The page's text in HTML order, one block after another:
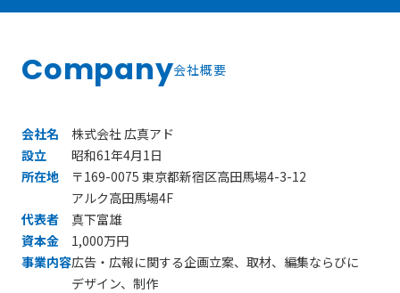
Company会社概要
会社名
株式会社 広真アド
設立
昭和61年4月1日
所在地
〒169-0075 東京都新宿区高田馬場4-3-12
アルク高田馬場4F
代表者
真下富雄
資本金
1,000万円
事業内容広告・広報に関する企画立案、取材、編集ならびに
デザイン、制作